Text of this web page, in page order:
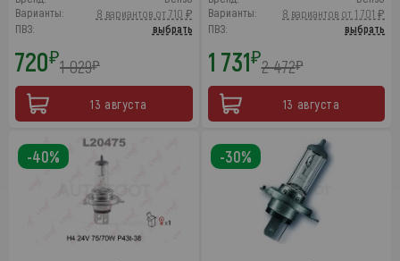
Варианты:
8 вариантов от 710 ₽
ПВЗ:
выбрать
720₽1 029₽
13 августа
Варианты:
8 вариантов от 1 701 ₽
ПВЗ:
выбрать
1 731₽2 472₽
13 августа
-40% -30%